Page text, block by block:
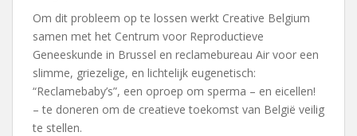
Om dit probleem op te lossen werkt Creative Belgium
samen met het Centrum voor Reproductieve
Geneeskunde in Brussel en reclamebureau Air voor een
slimme, griezelige, en lichtelijk eugenetisch:
“Reclamebaby’s”, een oproep om sperma – en eicellen!
– te doneren om de creatieve toekomst van België veilig
te stellen.